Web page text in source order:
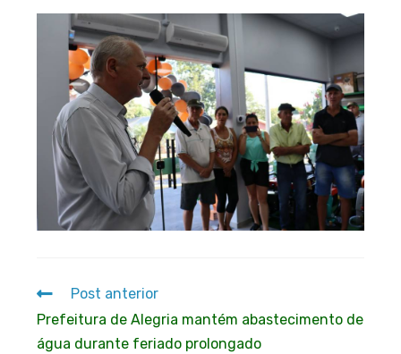
Post anterior
Prefeitura de Alegria mantém abastecimento de
água durante feriado prolongado